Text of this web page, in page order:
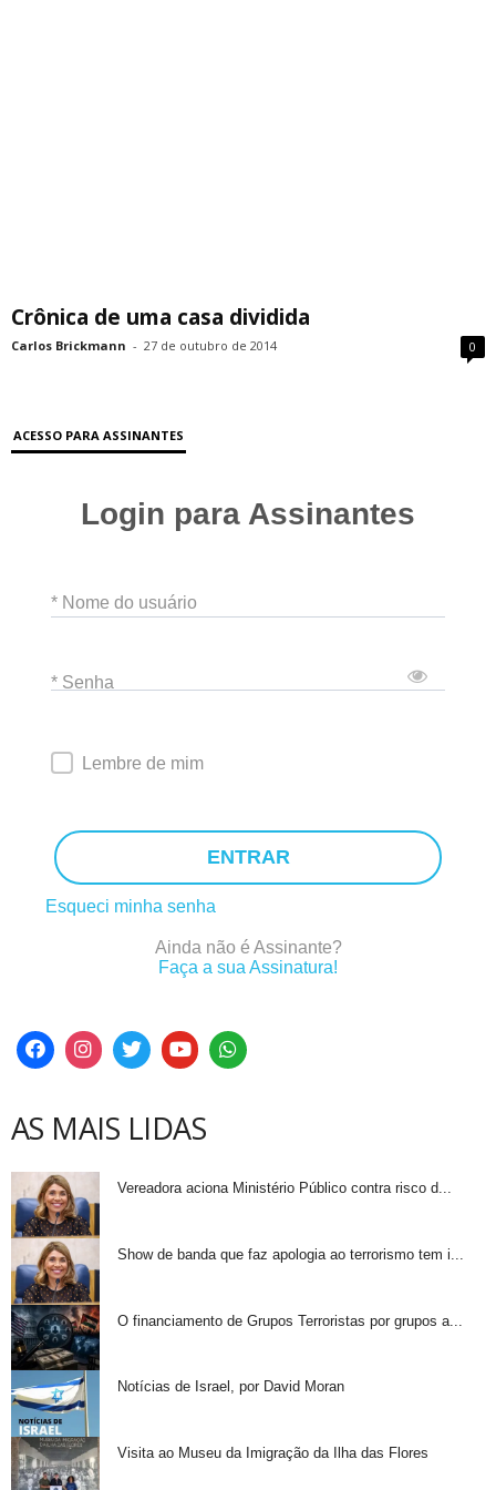
Crônica de uma casa dividida
Carlos Brickmann - 27 de outubro de 2014 0
ACESSO PARA ASSINANTES
Login para Assinantes
* Nome do usuário
* Senha
Lembre de mim
ENTRAR
Esqueci minha senha
Ainda não é Assinante?
Faça a sua Assinatura!
AS MAIS LIDAS
Vereadora aciona Ministério Público contra risco d...
Show de banda que faz apologia ao terrorismo tem i...
O financiamento de Grupos Terroristas por grupos a...
Notícias de Israel, por David Moran
Visita ao Museu da Imigração da Ilha das Flores